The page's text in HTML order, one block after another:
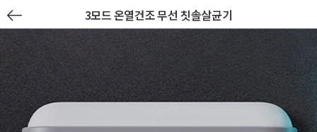
3모드 온열건조 무선 칫솔살균기